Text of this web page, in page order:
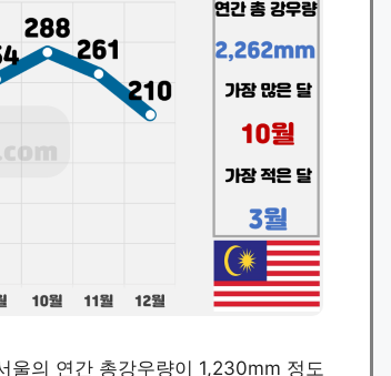
울의 연간 총강우량이 1,230mm 정도